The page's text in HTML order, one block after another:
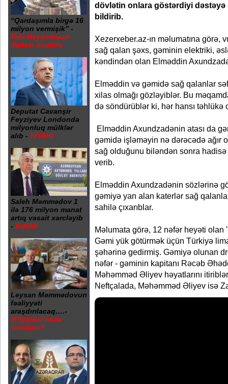
“Qardaşımla birgə 16
milyon vermişik” -
Tale Heydərovun
ifadəsi oxundu
Deputat Cavanşir
Feyziyev Londonda
milyonluq mülklər
alıb - SİYAHI
Saleh Məmmədov 1
ilə 176 milyon manat
artıq vəsait xərcləyib
- RƏSMİ
Leysan Məmmədovun
fəaliyyəti
araşdırılacaq….-
Milyonlar necə
xərclənir?
dövlətin onlara göstərdiyi
bildirib.
Xezerxeber.az-ın məlumatına görə,
sağ qalan şəxs, gəminin elektriki,
kəndindən olan Elməddin Axundzadə
Elməddin və gəmidə sağ qalanlar
xilas olmağı gözləyiblər. Bu
də söndürüblər ki, hər hansı təhlükə
Elməddin Axundzadənin atası da
gəmidə işləməyin nə dərəcədə ağır
sağ olduğunu biləndən sonra
verib.
Elməddin Axundzadənin sözlərinə
gəmiyə yan alan katerlər sağ
sahilə çıxarıblar.
Məlumata görə, 12 nəfər heyəti
Gəmi yük götürmək üçün Türkiyə
şəhərinə gedirmiş. Gəmiyə olunan
nəfər - gəminin kapitanı Rəcəb
Məhəmməd Əliyev həyatlarını
Neftçalada, Məhəmməd Əliyev isə